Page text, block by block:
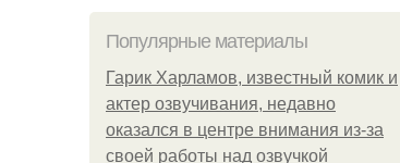
Популярные материалы
Гарик Харламов, известный комик и
актер озвучивания, недавно
оказался в центре внимания из-за
своей работы над озвучкой